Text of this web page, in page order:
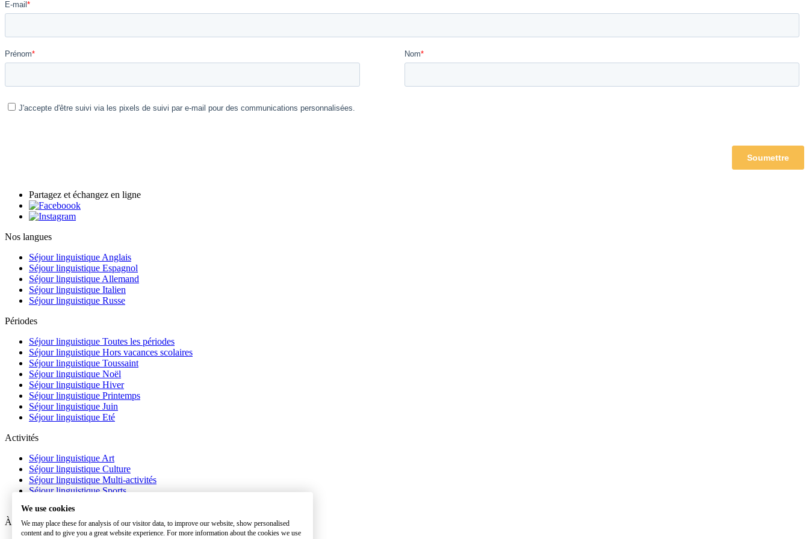
Partagez et échangez en ligne
Nos langues
Séjour linguistique Anglais
Séjour linguistique Espagnol
Séjour linguistique Allemand
Séjour linguistique Italien
Séjour linguistique Russe
Périodes
Séjour linguistique Toutes les périodes
Séjour linguistique Hors vacances scolaires
Séjour linguistique Toussaint
Séjour linguistique Noël
Séjour linguistique Hiver
Séjour linguistique Printemps
Séjour linguistique Juin
Séjour linguistique Eté
Activités
Séjour linguistique Art
Séjour linguistique Culture
Séjour linguistique Multi-activités
Séjour linguistique Sports
À propos
We use cookies
We may place these for analysis of our visitor data, to improve our website, show personalised
content and to give you a great website experience. For more information about the cookies we use